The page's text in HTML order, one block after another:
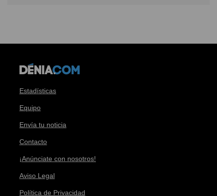
Estadísticas
Equipo
Envía tu noticia
Contacto
¡Anúnciate con nosotros!
Aviso Legal
Política de Privacidad